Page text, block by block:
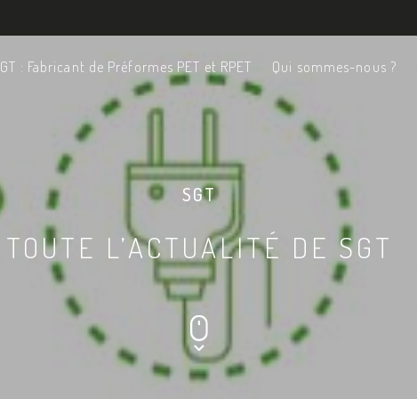
: Fabricant de Préformes PET et RPET Qui sommes-nous ?
SGT
TOUTE L’ACTUALITÉ DE SGT